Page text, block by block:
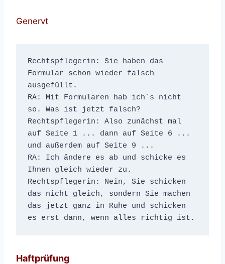
Genervt
Rechtspflegerin: Sie haben das
Formular schon wieder falsch
ausgefüllt.
RA: Mit Formularen hab ich´s nicht
so. Was ist jetzt falsch?
Rechtspflegerin: Also zunächst mal
auf Seite 1 ... dann auf Seite 6 ...
und außerdem auf Seite 9 ...
RA: Ich ändere es ab und schicke es
Ihnen gleich wieder zu.
Rechtspflegerin: Nein, Sie schicken
das nicht gleich, sondern Sie machen
das jetzt ganz in Ruhe und schicken
es erst dann, wenn alles richtig ist.
Haftprüfung